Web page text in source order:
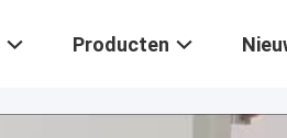
Producten